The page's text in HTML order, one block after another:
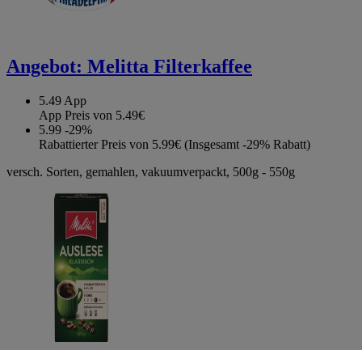
Angebot: Melitta Filterkaffee
5.49 App
App Preis von 5.49€
5.99 -29%
Rabattierter Preis von 5.99€ (Insgesamt -29% Rabatt)
versch. Sorten, gemahlen, vakuumverpackt, 500g - 550g